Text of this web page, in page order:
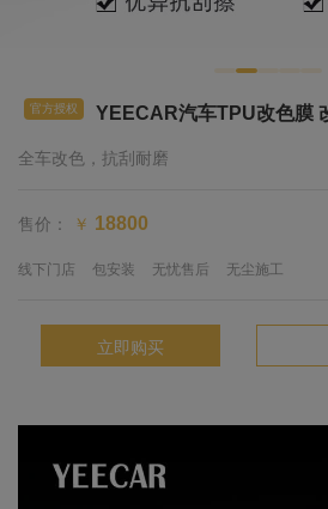
官方授权 YEECAR汽车TPU改色膜
全车改色，抗刮耐磨
售价： ￥ 18800
线下门店 包安装 无忧售后 无尘施工
立即购买